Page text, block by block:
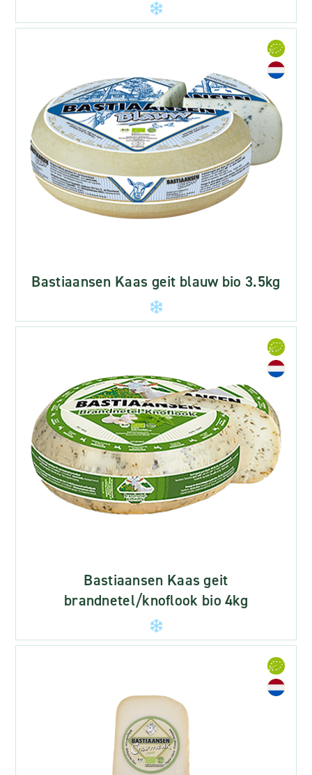
Bastiaansen Kaas geit blauw bio 3.5kg
Bastiaansen Kaas geit
brandnetel/knoflook bio 4kg